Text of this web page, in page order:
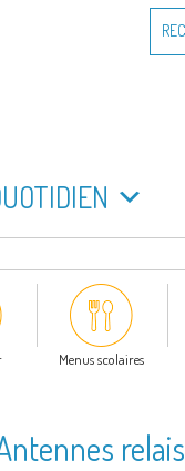
pour
Menus scolaires
relais